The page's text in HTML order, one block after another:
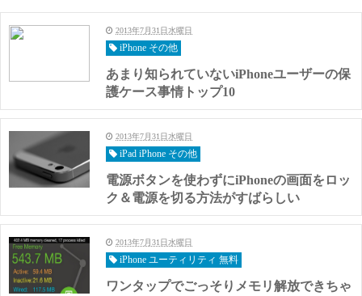
2013年7月31日水曜日
iPhone その他
あまり知られていないiPhoneユーザーの保
護ケース事情トップ10
2013年7月31日水曜日
iPad iPhone その他
電源ボタンを使わずにiPhoneの画面をロッ
ク＆電源を切る方法がすばらしい
2013年7月31日水曜日
iPhone ユーティリティ 無料
ワンタップでごっそりメモリ解放できちゃ